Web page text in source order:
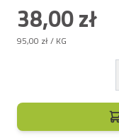
38,00 zł
95,00 zł/ KG